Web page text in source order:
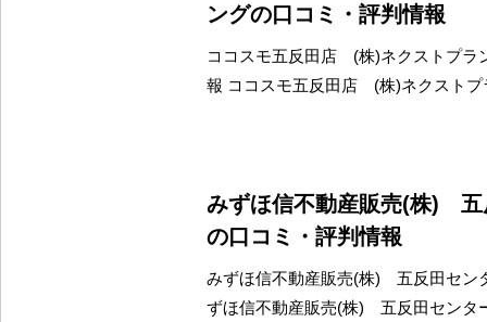
ングの口コミ・評判情報
ココスモ五反田店 (株)ネクストプラ
報 ココスモ五反田店 (株)ネクストプ
みずほ信不動産販売(株) 五
の口コミ・評判情報
みずほ信不動産販売(株) 五反田セン
ずほ信不動産販売(株) 五反田センタ